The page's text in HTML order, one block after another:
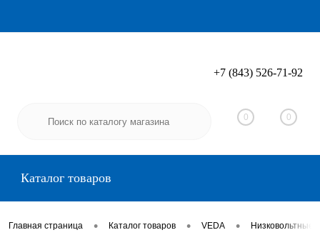
Вход Регистрация
+7 (843) 526-71-92
0 0
Каталог товаров
Главная страница • Каталог товаров • VEDA •